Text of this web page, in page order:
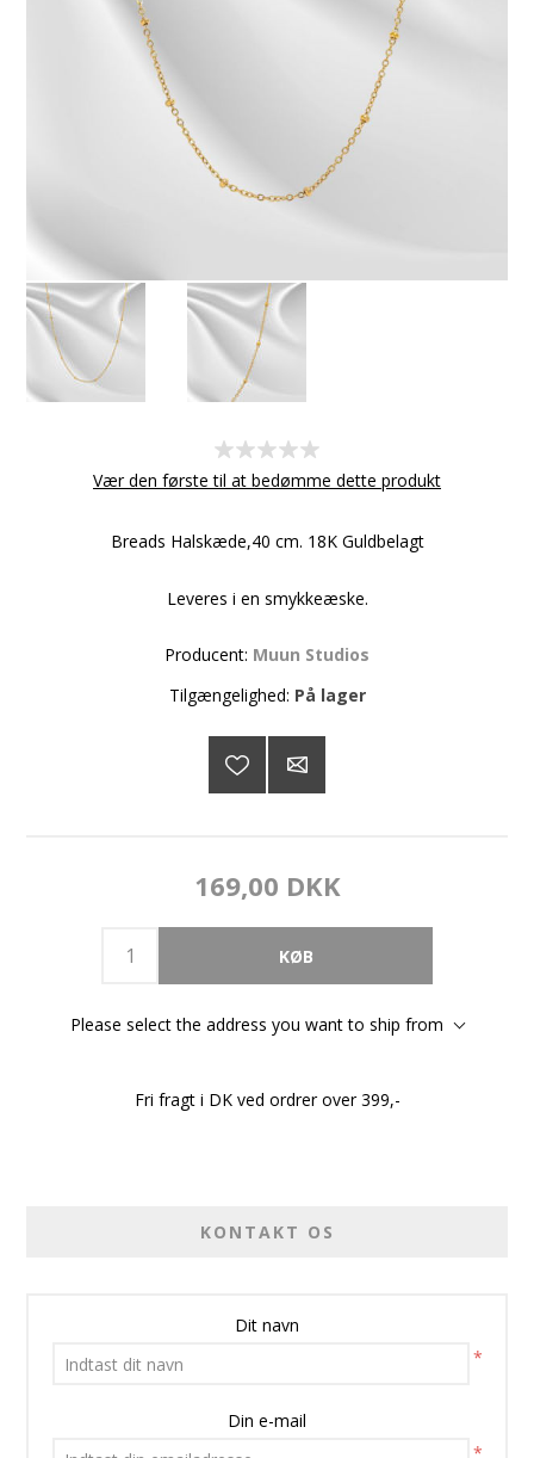
Vær den første til at bedømme dette produkt
Breads Halskæde,40 cm. 18K Guldbelagt
Leveres i en smykkeæske.
Producent: Muun Studios
Tilgængelighed: På lager
169,00 DKK
Please select the address you want to ship from
Fri fragt i DK ved ordrer over 399,-
KONTAKT OS
Dit navn
*
Din e-mail
*